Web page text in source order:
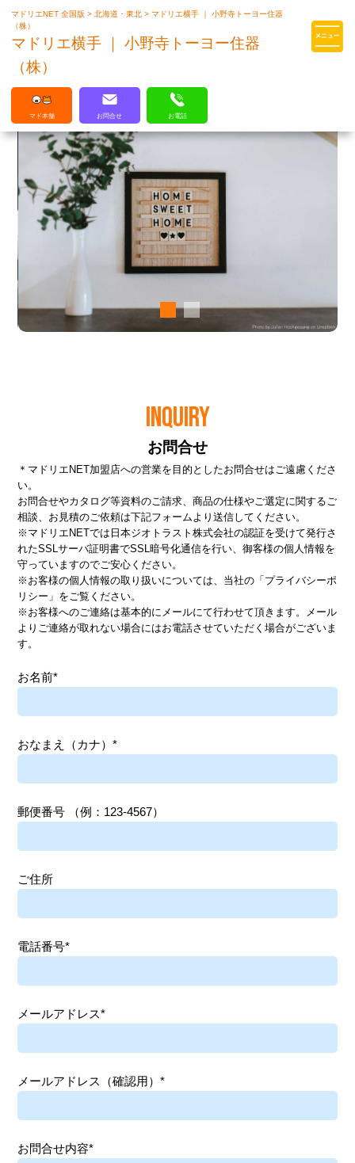
マドリエはLIXILの厳しい基準を
マドリエNET 全国版>北海道・東北>マドリエ横手 ｜ 小野寺トーヨー住器
（株）
マドリエ横手 ｜ 小野寺トーヨー住器
（株）
マド本舗 お問合せ お電話
INQUIRY
お問合せ
＊マドリエNET加盟店への営業を目的としたお問合せはご遠慮くださ
い。
お問合せやカタログ等資料のご請求、商品の仕様やご選定に関するご
相談、お見積のご依頼は下記フォームより送信してください。
※マドリエNETでは日本ジオトラスト株式会社の認証を受けて発行さ
れたSSLサーバ証明書でSSL暗号化通信を行い、御客様の個人情報を
守っていますのでご安心ください。
※お客様の個人情報の取り扱いについては、当社の 「プライバシーポ
リシー」 をご覧ください。
※お客様へのご連絡は基本的にメールにて行わせて頂きます。メール
よりご連絡が取れない場合にはお電話させていただく場合がございま
す。
お名前*
おなまえ（カナ）*
郵便番号 （例：123-4567）
ご住所
電話番号*
メールアドレス*
メールアドレス（確認用）*
お問合せ内容*